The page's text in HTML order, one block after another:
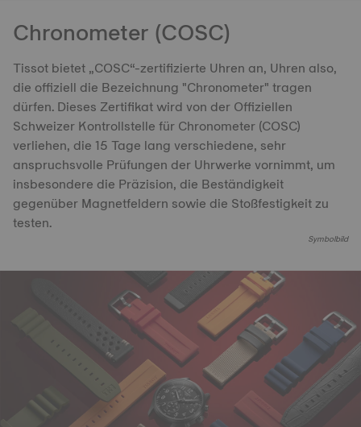
Chronometer (COSC)
Tissot bietet „COSC“-zertifizierte Uhren an, Uhren also,
die offiziell die Bezeichnung "Chronometer" tragen
dürfen. Dieses Zertifikat wird von der Offiziellen
Schweizer Kontrollstelle für Chronometer (COSC)
verliehen, die 15 Tage lang verschiedene, sehr
anspruchsvolle Prüfungen der Uhrwerke vornimmt, um
insbesondere die Präzision, die Beständigkeit
gegenüber Magnetfeldern sowie die Stoßfestigkeit zu
testen.
Symbolbild